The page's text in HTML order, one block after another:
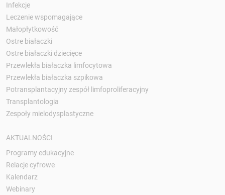
Infekcje
Leczenie wspomagające
Małopłytkowość
Ostre białaczki
Ostre białaczki dziecięce
Przewlekła białaczka limfocytowa
Przewlekła białaczka szpikowa
Potransplantacyjny zespół limfoproliferacyjny
Transplantologia
Zespoły mielodysplastyczne
AKTUALNOŚCI
Programy edukacyjne
Relacje cyfrowe
Kalendarz
Webinary